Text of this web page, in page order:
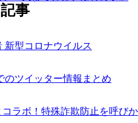
事
新型コロナウイルス
のツイッター情報まとめ
ラボ！特殊詐欺防止を呼びか